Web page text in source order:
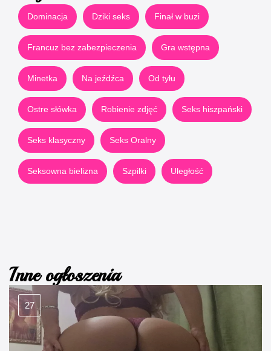
Dominacja Dziki seks Finał w buzi
Francuz bez zabezpieczenia Gra wstępna
Minetka Na jeźdźca Od tyłu
Ostre słówka Robienie zdjęć Seks hiszpański
Seks klasyczny Seks Oralny
Seksowna bielizna Szpilki Uległość
Inne ogłoszenia
27